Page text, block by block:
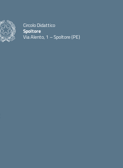
Circolo Didattico
Spoltore
Via Alento, 1 – Spoltore (PE)
— Visita la pagina iniziale della scuola